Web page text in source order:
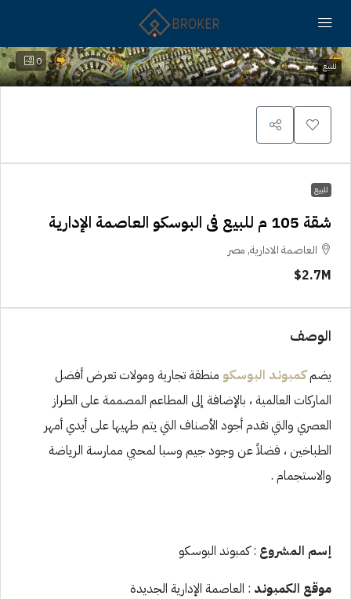
0 للبيع
للبيع
شقة 105 م للبيع فى البوسكو العاصمة الإدارية
العاصمة الادارية, مصر
2.7M$
الوصف
يضمكمبوند البوسكو منطقة تجارية ومولات تعرض أفضل
الماركات العالمية ، بالإضافة إلى المطاعم المصممة على الطراز
العصري والتي تقدم أجود الأصناف التي يتم طهيها على أيدي أمهر
الطباخين ، فضلاً عن وجود جيم وسبا لمحبي ممارسة الرياضة
والاستجمام .
إسم المشروع : كمبوند البوسكو
موقع الكمبوند : العاصمة الإدارية الجديدة